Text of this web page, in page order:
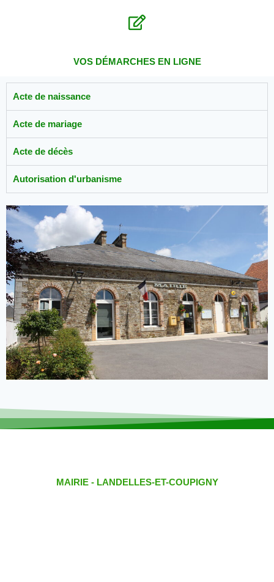
VOS DÉMARCHES EN LIGNE
Acte de naissance
Acte de mariage
Acte de décès
Autorisation d'urbanisme
MAIRIE - LANDELLES-ET-COUPIGNY